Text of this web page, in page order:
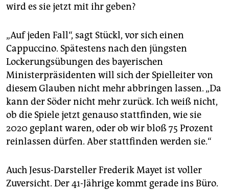
wird es sie jetzt mit ihr geben?
„Auf jeden Fall“, sagt Stückl, vor sich einen
Cappuccino. Spätestens nach den jüngsten
Lockerungsübungen des bayerischen
Ministerpräsidenten will sich der Spielleiter von
diesem Glauben nicht mehr abbringen lassen. „Da
kann der Söder nicht mehr zurück. Ich weiß nicht,
ob die Spiele jetzt genauso stattfinden, wie sie
2020 geplant waren, oder ob wir bloß 75 Prozent
reinlassen dürfen. Aber stattfinden werden sie.“
Auch Jesus-Darsteller Frederik Mayet ist voller
Zuversicht. Der 41-Jährige kommt gerade ins Büro.